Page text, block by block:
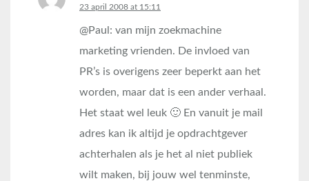
says:
23 april 2008 at 15:11
@Paul: van mijn zoekmachine
marketing vrienden. De invloed van
PR’s is overigens zeer beperkt aan het
worden, maar dat is een ander verhaal.
Het staat wel leuk 🙂 En vanuit je mail
adres kan ik altijd je opdrachtgever
achterhalen als je het al niet publiek
wilt maken, bij jouw wel tenminste,